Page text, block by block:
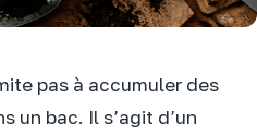
pas à accumuler des
un bac. Il s’agit d’un